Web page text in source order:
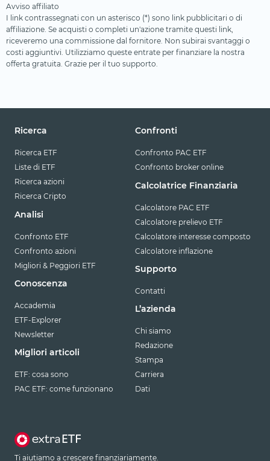
Avviso affiliato
I link contrassegnati con un asterisco (*) sono link pubblicitari o di
affiliazione. Se acquisti o completi un'azione tramite questi link,
riceveremo una commissione dal fornitore. Non subirai svantaggi o
costi aggiuntivi. Utilizziamo queste entrate per finanziare la nostra
offerta gratuita. Grazie per il tuo supporto.
Ricerca
Ricerca ETF
Liste di ETF
Ricerca azioni
Ricerca Cripto
Analisi
Confronto ETF
Confronto azioni
Migliori & Peggiori ETF
Conoscenza
Accademia
ETF-Explorer
Newsletter
Migliori articoli
ETF: cosa sono
PAC ETF: come funzionano
Confronti
Confronto PAC ETF
Confronto broker online
Calcolatrice Finanziaria
Calcolatore PAC ETF
Calcolatore prelievo ETF
Calcolatore interesse composto
Calcolatore inflazione
Supporto
Contatti
L’azienda
Chi siamo
Redazione
Stampa
Carriera
Dati
Ti aiutiamo a crescere finanziariamente.